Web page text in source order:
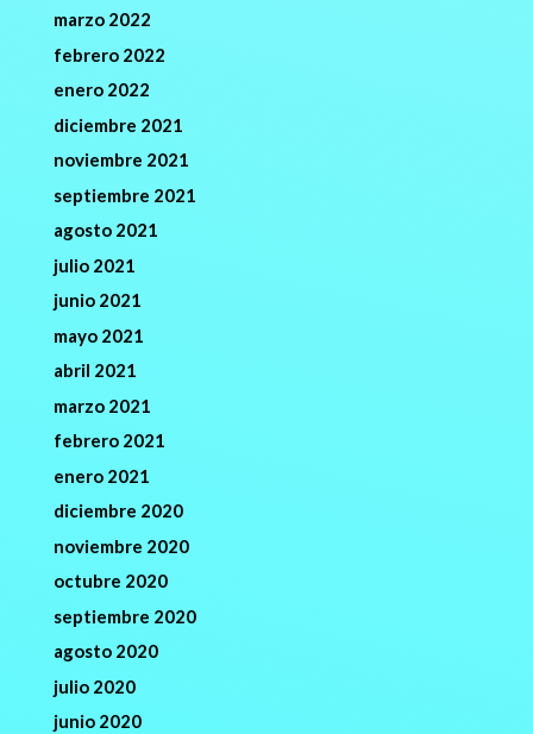
marzo 2022
febrero 2022
enero 2022
diciembre 2021
noviembre 2021
septiembre 2021
agosto 2021
julio 2021
junio 2021
mayo 2021
abril 2021
marzo 2021
febrero 2021
enero 2021
diciembre 2020
noviembre 2020
octubre 2020
septiembre 2020
agosto 2020
julio 2020
junio 2020